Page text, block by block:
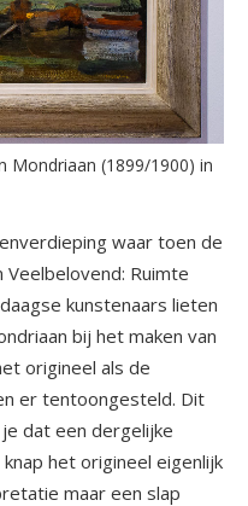
Mondriaan (1899/1900) in
waar toen de
Ruimte
kunstenaars lieten
bij het maken van
origineel als de
er tentoongesteld. Dit
dat een dergelijke
het origineel eigenlijk
maar een slap